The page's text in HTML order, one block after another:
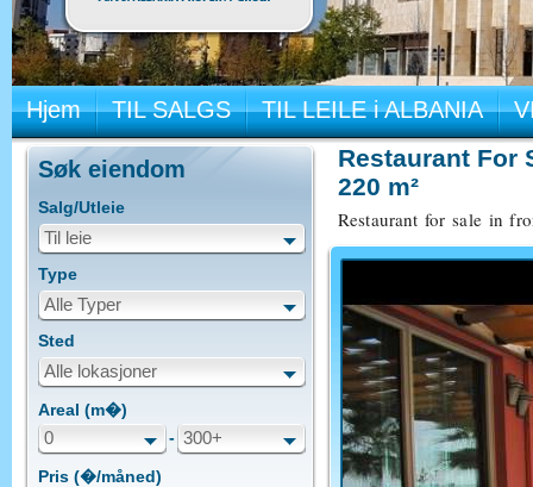
Hjem TIL SALGS TIL LEILE i ALBANIA
Restaurant For
220 m²
Restaurant for sale in
Søk eiendom
Salg/Utleie
Til leie
Type
Alle Typer
Sted
Alle lokasjoner
Areal (m�)
0 - 300+
Pris (�/måned)